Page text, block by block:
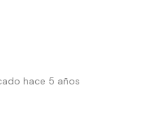
hace 5 años